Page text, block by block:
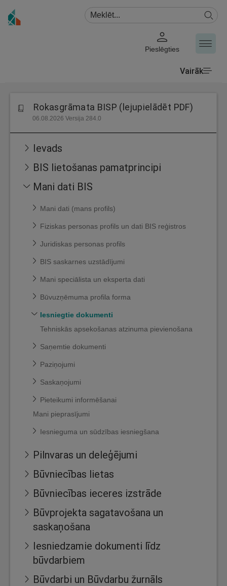
Pieslēgties
Vairāk
Rokasgrāmata BISP (lejupielādēt PDF)
06.08.2026 Versija 284.0
Ievads
BIS lietošanas pamatprincipi
Mani dati BIS
Mani dati (mans profils)
Fiziskas personas profils un dati BIS reģistros
Juridiskas personas profils
BIS saskarnes uzstādījumi
Mani speciālista un eksperta dati
Būvuzņēmuma profila forma
Iesniegtie dokumenti
Tehniskās apsekošanas atzinuma pievienošana
Saņemtie dokumenti
Paziņojumi
Saskaņojumi
Pieteikumi informēšanai
Mani pieprasījumi
Iesnieguma un sūdzības iesniegšana
Pilnvaras un deleģējumi
Būvniecības lietas
Būvniecības ieceres izstrāde
Būvprojekta sagatavošana un
saskaņošana
Iesniedzamie dokumenti līdz
būvdarbiem
Būvdarbi un Būvdarbu žurnāls